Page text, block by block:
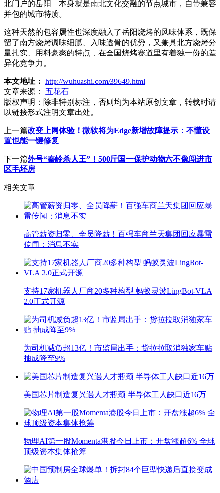
北门户的岳阳，本身就是南北文化交融的节点城市，自带兼容
并包的城市特质。
这种天然的包容属性也深度融入了岳阳烧烤的风味体系，既保
留了南方烧烤调味细腻、入味透骨的优势，又兼具北方烧烤分
量扎实、用料豪爽的特点，在全国烧烤赛道里有着独一份的差
异化竞争力。
本文地址： http://wuhuashi.com/39649.html
文章来源：
五花石
版权声明： 除非特别标注，否则均为本站原创文章，转载时请
以链接形式注明文章出处。
上一篇改变上网体验！微软将为Edge新增故障提示：不懂设
置也能一键修复
下一篇外号“秦岭杀人王”！500斤国一保护动物六不像闯进市
区毛坯房
相关文章
高管薪资归零、全员降薪！百强车商兰天集团回应暴雷
传闻：消息不实
支持17家机器人厂商20多种构型 蚂蚁灵波LingBot-VLA
2.0正式开源
为司机减负超13亿！市监局出手：货拉拉取消独家车贴
抽成降至9%
美国芯片制造复兴遇人才瓶颈 半导体工人缺口近16万
物理AI第一股Momenta港股今日上市：开盘涨超6% 全球
顶级资本集体抢筹